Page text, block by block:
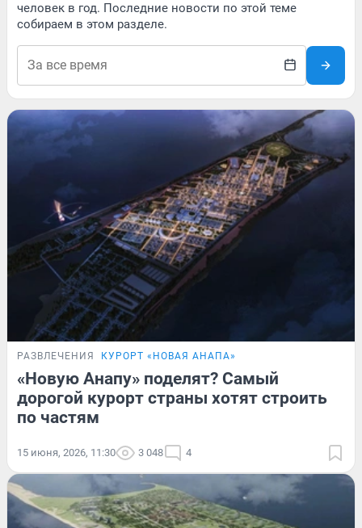
человек в год. Последние новости по этой теме
собираем в этом разделе.
РАЗВЛЕЧЕНИЯ КУРОРТ «НОВАЯ АНАПА»
«Новую Анапу» поделят? Самый
дорогой курорт страны хотят строить
по частям
15 июня, 2026, 11:30 3 048 4